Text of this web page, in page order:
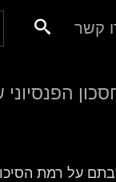
קשר
הפנסיוני
על רמת